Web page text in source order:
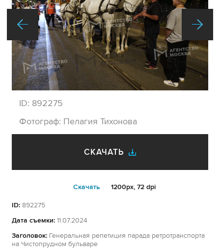
ID: 892275
Фотограф: Пелагия Тихонова
СКАЧАТЬ
Cкачать 1200px, 72 dpi
ID: 892275
Дата съемки: 11.07.2024
Заголовок: Генеральная репетиция парада ретротранспорта
на Чистопрудном бульваре